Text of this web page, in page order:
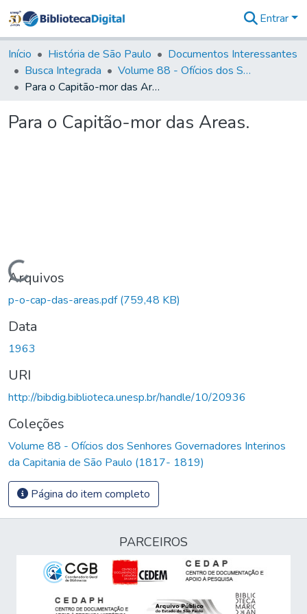
&
Coleções
Tudo na
Biblioteca
Estatísticas
Entrar
Início História de São Paulo
Documentos Interessantes
Busca Integrada
Volume 88 - Ofícios dos Senhores Governadores Interinos da Capitania de São Paulo (1817- 1819)
Para o Capitão-mor das Areas.
Para o Capitão-mor das Areas.
Carregando...
Arquivos
p-o-cap-das-areas.pdf(759,48 KB)
Data
1963
URI
http://bibdig.biblioteca.unesp.br/handle/10/20936
Coleções
Volume 88 - Ofícios dos Senhores Governadores Interinos
da Capitania de São Paulo (1817- 1819)
Página do item completo
PARCEIROS